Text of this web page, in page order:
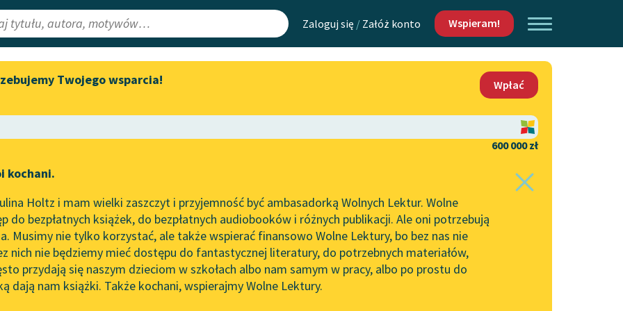
Zaloguj się / Załóż konto Wspieram!
Lektury
redakcyjne
Aktualności
„Prokurator Alicja Horn” do
literatury skandynawskiej
Spotkanie z Katarzyną Tunkiel
w Oslo
102. lata temu zmarł Joseph
Conrad
Mapa Wolnych Lektur
Leśmianator
API
OAI-PMH
Widget Wolnych Lektur
Kontakt
O projekcie
Zasady wykorzystania
Wolnych Lektur
Logotypy
Materiały promocyjne
Twojego wsparcia!
Wpłać
600 000 zł
kochani.
Holtz i mam wielki zaszczyt i przyjemność być ambasadorką Wolnych Lektur. Wolne
do bezpłatnych książek, do bezpłatnych audiobooków i różnych publikacji. Ale oni potrzebują
Musimy nie tylko korzystać, ale także wspierać finansowo Wolne Lektury, bo bez nas nie
nich nie będziemy mieć dostępu do fantastycznej literatury, do potrzebnych materiałów,
przydają się naszym dzieciom w szkołach albo nam samym w pracy, albo po prostu do
dają nam książki. Także kochani, wspierajmy Wolne Lektury.
✖ Pozytywizm✖